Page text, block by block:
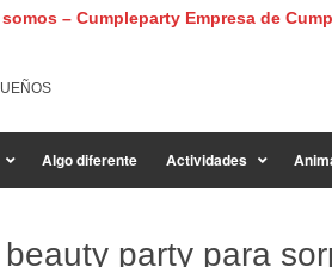
– Cumpleparty Empresa de
Algo diferente Actividades
party para